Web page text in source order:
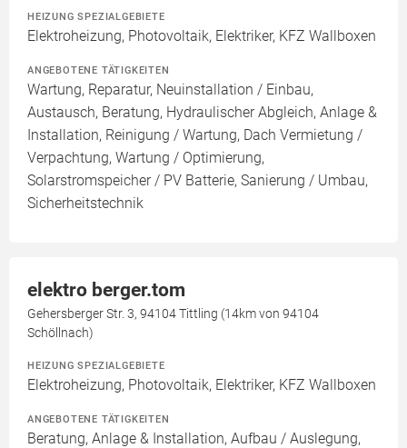
HEIZUNG SPEZIALGEBIETE
Elektroheizung, Photovoltaik, Elektriker, KFZ Wallboxen
ANGEBOTENE TÄTIGKEITEN
Wartung, Reparatur, Neuinstallation / Einbau,
Austausch, Beratung, Hydraulischer Abgleich, Anlage &
Installation, Reinigung / Wartung, Dach Vermietung /
Verpachtung, Wartung / Optimierung,
Solarstromspeicher / PV Batterie, Sanierung / Umbau,
Sicherheitstechnik
elektro berger.tom
Gehersberger Str. 3, 94104 Tittling (14km von 94104
Schöllnach)
HEIZUNG SPEZIALGEBIETE
Elektroheizung, Photovoltaik, Elektriker, KFZ Wallboxen
ANGEBOTENE TÄTIGKEITEN
Beratung, Anlage & Installation, Aufbau / Auslegung,